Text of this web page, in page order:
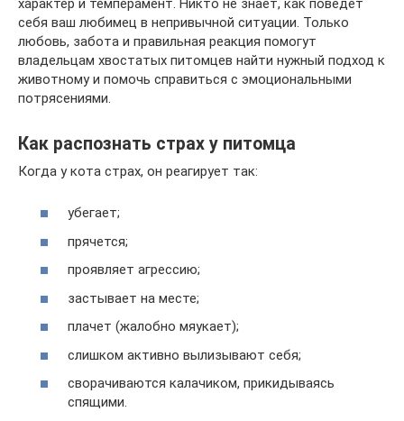
себя ваш любимец в непривычной ситуации. Только
любовь, забота и правильная реакция помогут
владельцам хвостатых питомцев найти нужный подход к
животному и помочь справиться с эмоциональными
потрясениями.
Как распознать страх у питомца
Когда у кота страх, он реагирует так:
убегает;
прячется;
проявляет агрессию;
застывает на месте;
плачет (жалобно мяукает);
слишком активно вылизывают себя;
сворачиваются калачиком, прикидываясь
спящими.